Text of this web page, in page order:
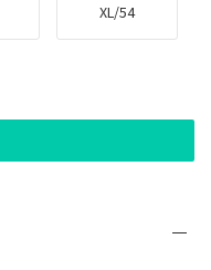
XL/54